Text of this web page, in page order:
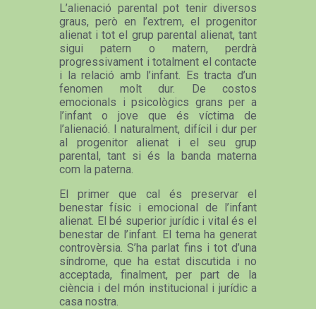
L’alienació parental pot tenir diversos
graus, però en l’extrem, el progenitor
alienat i tot el grup parental alienat, tant
sigui patern o matern, perdrà
progressivament i totalment el contacte
i la relació amb l’infant. Es tracta d’un
fenomen molt dur. De costos
emocionals i psicològics grans per a
l’infant o jove que és víctima de
l’alienació. I naturalment, difícil i dur per
al progenitor alienat i el seu grup
parental, tant si és la banda materna
com la paterna.
El primer que cal és preservar el
benestar físic i emocional de l’infant
alienat. El bé superior jurídic i vital és el
benestar de l’infant. El tema ha generat
controvèrsia. S’ha parlat fins i tot d’una
síndrome, que ha estat discutida i no
acceptada, finalment, per part de la
ciència i del món institucional i jurídic a
casa nostra.